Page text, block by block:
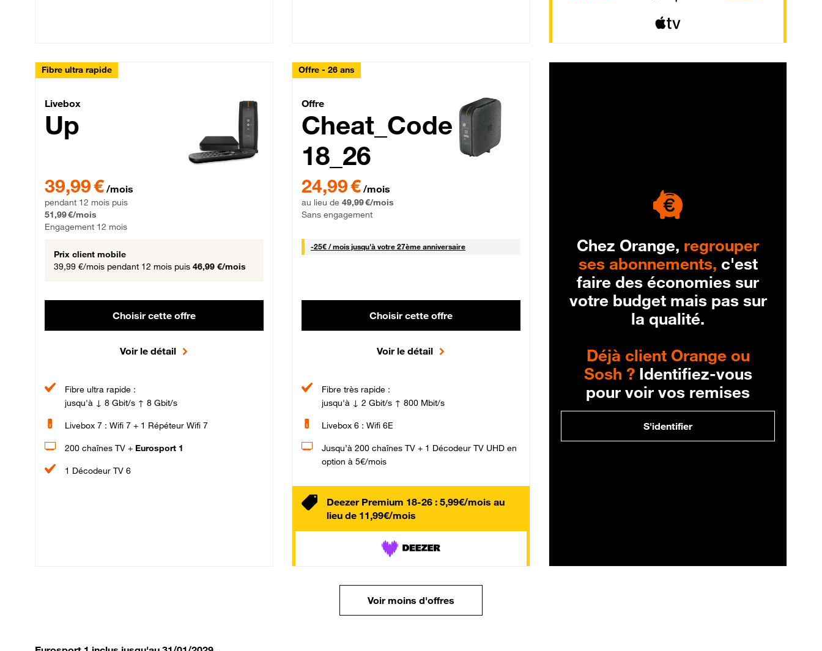
Fibre ultra rapide
Livebox Up Fibre
Livebox
Up
39,99 € /mois
pendant 12 mois puis
51,99 €/mois
Engagement 12 mois
Prix client mobile
39,99 €/mois pendant 12 mois puis 46,99 €/mois
Choisir cette offre
Voir le détail
Fibre ultra rapide :
jusqu'à ↓ 8 Gbit/s ↑ 8 Gbit/s
Livebox 7 : Wifi 7 + 1 Répéteur Wifi 7
200 chaînes TV + Eurosport 1
1 Décodeur TV 6
Offre - 26 ans
Cheat_Code Fibre_18_26
Offre
Cheat_Code
18_26
24,99 € /mois
au lieu de 49,99 €/mois
Sans engagement
-25€ / mois25 € par mois
jusqu'à votre 27ème anniversaire
Choisir cette offre
Voir le détail
Fibre très rapide :
jusqu'à ↓ 2 Gbit/s ↑ 800 Mbit/s
Livebox 6 : Wifi 6E
Jusqu’à 200 chaînes TV + 1 Décodeur TV UHD en
option à 5€/mois
Deezer Premium 18-26 : 5,99€/mois au
lieu de 11,99€/mois
Chez Orange, regrouper
ses abonnements, c'est
faire des économies sur
votre budget mais pas sur
la qualité.
Déjà client Orange ou
Sosh ?Identifiez-vous
pour voir vos remises
S'identifier
Voir moins d'offres